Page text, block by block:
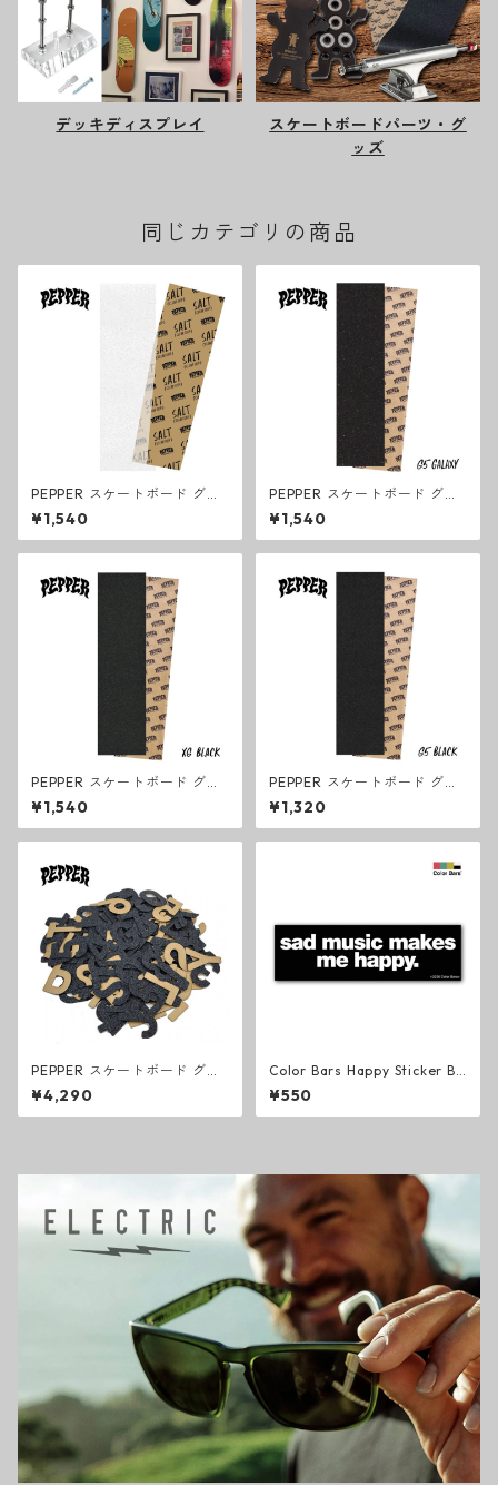
デッキディスプレイ
スケートボードパーツ・グ
ッズ
同じカテゴリの商品
PEPPER スケートボード グリ
ップテープ SALT PREMIUM G
RIP デッキテープ ペッパー
¥1,540
PEPPER スケートボード グリ
ップテープ G5 GALAXY GRIP
デッキテープ ペッパー
¥1,540
PEPPER スケートボード グリ
ップテープ XG BLACK GRIP
ハイクオリティ デッキテープ
ペッパー
¥1,540
PEPPER スケートボード グリ
ップテープ G5 BLACK GRIP
ノーマル デッキテープ ペッパ
ー
¥1,320
PEPPER スケートボード グリ
ップテープキット ALPHANUM
ERIC CUSTOM GRIPTAPE KIT
デッキテープ ペッパー
¥4,290
Color Bars Happy Sticker Bl
ack ステッカー ブラック カラ
ーバー スケートボード
¥550